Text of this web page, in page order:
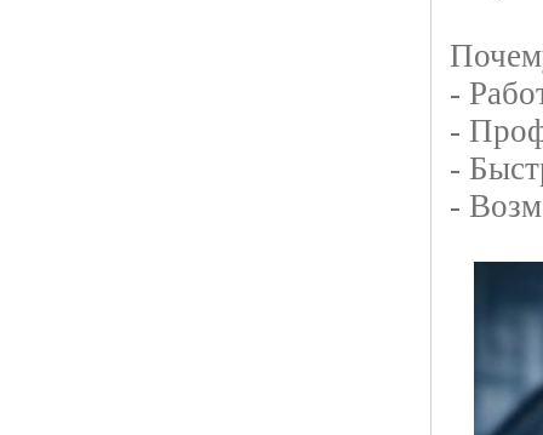
-
-
-
-